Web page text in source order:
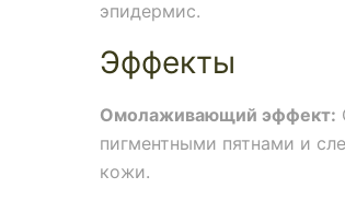
эпидермис.
Эффекты
Омолаживающий эффект:
пигментными пятнами и
кожи.